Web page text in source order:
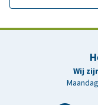
Wij